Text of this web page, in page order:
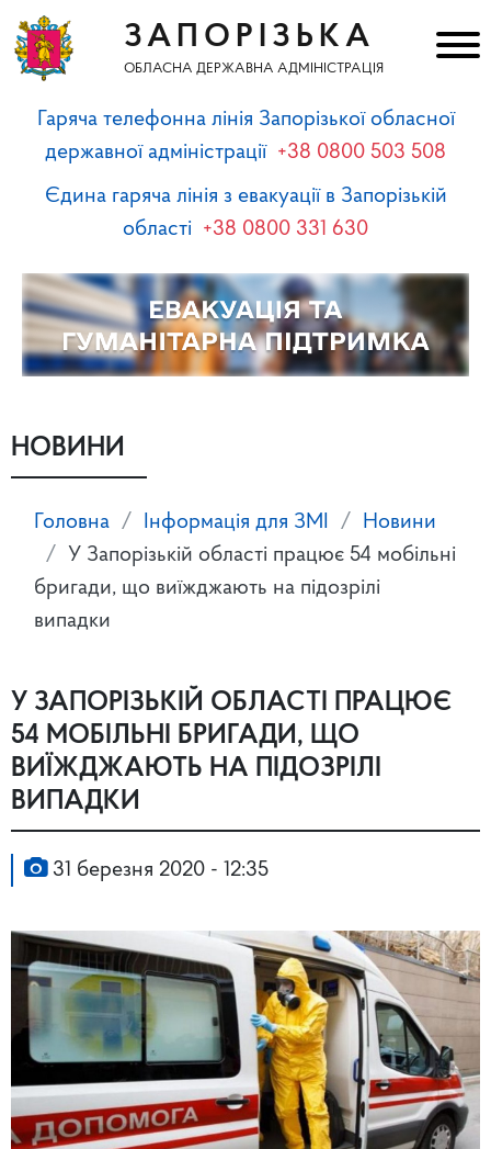
ЗАПОРІЗЬКА
ОБЛАСНА ДЕРЖАВНА АДМІНІСТРАЦІЯ
Гаряча телефонна лінія Запорізької обласної
державної адміністрації +38 0800 503 508
Єдина гаряча лінія з евакуації в Запорізькій
області +38 0800 331 630
НОВИНИ
Головна Інформація для ЗМІ
Новини
У Запорізькій області працює 54 мобільні
бригади, що виїжджають на підозрілі
випадки
У ЗАПОРІЗЬКІЙ ОБЛАСТІ ПРАЦЮЄ
54 МОБІЛЬНІ БРИГАДИ, ЩО
ВИЇЖДЖАЮТЬ НА ПІДОЗРІЛІ
ВИПАДКИ
31 березня 2020 - 12:35